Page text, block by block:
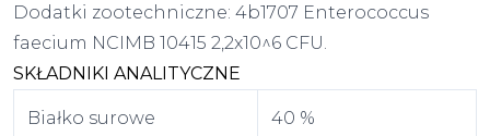
Dodatki zootechniczne: 4b1707 Enterococcus
faecium NCIMB 10415 2,2x10^6 CFU.
SKŁADNIKI ANALITYCZNE
Białko surowe
40 %